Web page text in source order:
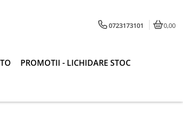
0723173101 0,00
PROMOTII - LICHIDARE STOC